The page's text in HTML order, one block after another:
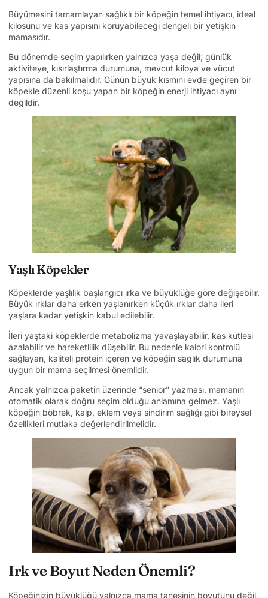
Büyümesini tamamlayan sağlıklı bir köpeğin temel ihtiyacı, ideal
kilosunu ve kas yapısını koruyabileceği dengeli bir yetişkin
mamasıdır.
Bu dönemde seçim yapılırken yalnızca yaşa değil; günlük
aktiviteye, kısırlaştırma durumuna, mevcut kiloya ve vücut
yapısına da bakılmalıdır. Günün büyük kısmını evde geçiren bir
köpekle düzenli koşu yapan bir köpeğin enerji ihtiyacı aynı
değildir.
Yaşlı Köpekler
Köpeklerde yaşlılık başlangıcı ırka ve büyüklüğe göre değişebilir.
Büyük ırklar daha erken yaşlanırken küçük ırklar daha ileri
yaşlara kadar yetişkin kabul edilebilir.
İleri yaştaki köpeklerde metabolizma yavaşlayabilir, kas kütlesi
azalabilir ve hareketlilik düşebilir. Bu nedenle kalori kontrolü
sağlayan, kaliteli protein içeren ve köpeğin sağlık durumuna
uygun bir mama seçilmesi önemlidir.
Ancak yalnızca paketin üzerinde “senior” yazması, mamanın
otomatik olarak doğru seçim olduğu anlamına gelmez. Yaşlı
köpeğin böbrek, kalp, eklem veya sindirim sağlığı gibi bireysel
özellikleri mutlaka değerlendirilmelidir.
Irk ve Boyut Neden Önemli?
Köpeğinizin büyüklüğü yalnızca mama tanesinin boyutunu değil,